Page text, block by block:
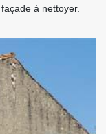
à nettoyer.